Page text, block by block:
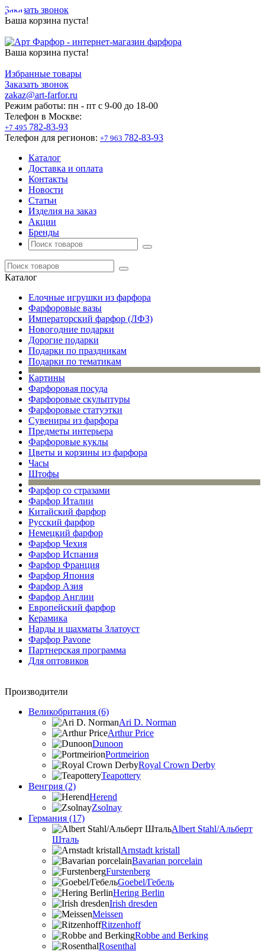
Заказать звонок
Ваша корзина пуста!
Ваша корзина пуста!
Избранные товары
Заказать звонок
zakaz@art-farfor.ru
Режим работы: пн - пт c 9-00 до 18-00
Телефон в Москве:
+7 495 782-83-93
Телефон для регионов: +7 963 782-83-93
Каталог
Доставка и оплата
Контакты
Новости
Статьи
Изделия на заказ
Акции
Бренды
Каталог
Елочные игрушки из фарфора
Фарфоровые вазы
Императорский фарфор (ЛФЗ)
Новогодние подарки
Дорогие подарки
Подарки по праздникам
Подарки по тематикам
Картины
Фарфоровая посуда
Фарфоровые скульптуры
Фарфоровые статуэтки
Сувениры из фарфора
Предметы интерьера
Фарфоровые куклы
Цветы и корзины из фарфора
Часы
Штофы
Фарфор со стразами
Фарфор Италии
Китайский фарфор
Русский фарфор
Немецкий фарфор
Фарфор Чехия
Фарфор Испания
Фарфор Франция
Фарфор Япония
Фарфор Азия
Фарфор Англии
Европейский фарфор
Керамика
Нарды и шахматы Златоуст
Фарфор Pavone
Партнерская программа
Для оптовиков
Производители
Великобритания (6)
Ari D. Norman
Arthur Price
Dunoon
Portmeirion
Royal Crown Derby
Teapottery
Венгрия (2)
Herend
Zsolnay
Германия (17)
Albert Stahl/Альбеpт
Шталь
Arnstadt kristall
Bavarian porcelain
Furstenberg
Goebel/Гебель
Hering Berlin
Irish dresden
Meissen
Ritzenhoff
Robbe and Berking
Rosenthal